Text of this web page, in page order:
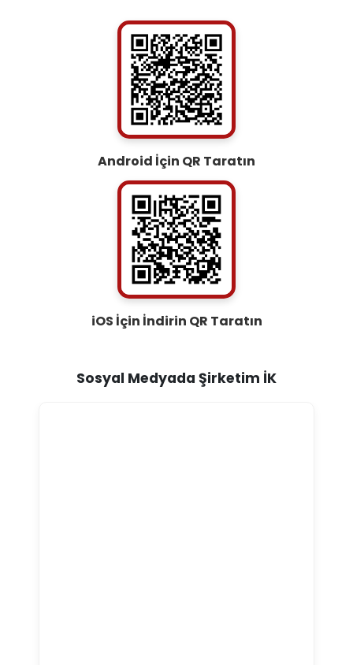
Android İçin QR Taratın
iOS İçin İndirin QR Taratın
Sosyal Medyada Şirketim İK